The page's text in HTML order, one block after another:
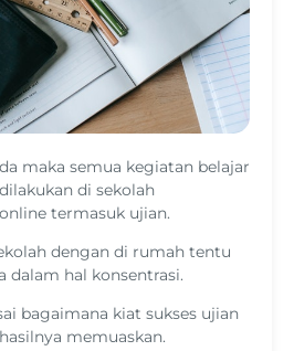
maka semua kegiatan belajar
di sekolah
termasuk ujian.
dengan di rumah tentu
dalam hal konsentrasi.
bagaimana kiat sukses ujian
memuaskan.